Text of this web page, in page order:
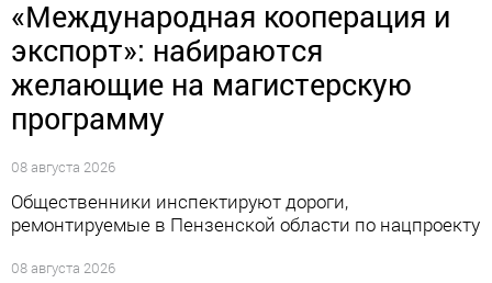
«Международная кооперация и
экспорт»: набираются
желающие на магистерскую
программу
08 августа 2026
Общественники инспектируют дороги,
ремонтируемые в Пензенской области по нацпроекту
08 августа 2026